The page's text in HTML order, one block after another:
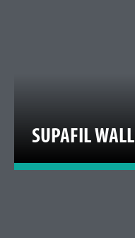
SUPAFIL WALL